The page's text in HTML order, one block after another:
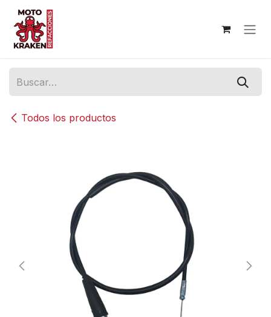
Ir al contenido
Todos los productos